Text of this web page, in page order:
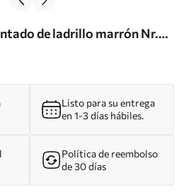
de ladrillo marrón Nr.
Listo para su entrega
en 1-3 días hábiles.
Política de reembolso
de 30 días